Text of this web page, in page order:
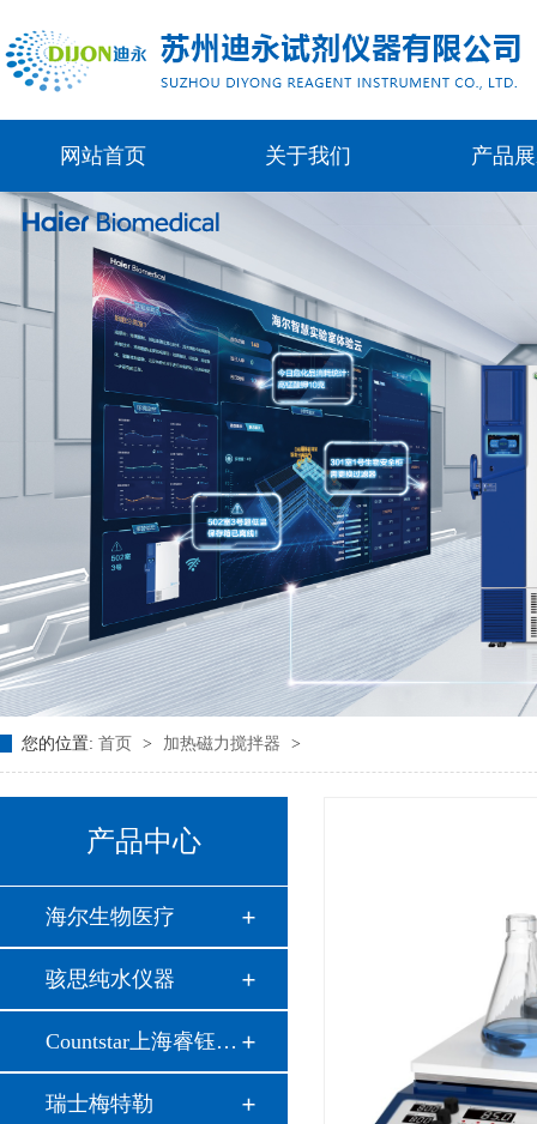
网站首页 关于我们 产品
您的位置: 首页 > 加热磁力搅拌器 >
产品中心
海尔生物医疗
骇思纯水仪器
Countstar上海睿钰…
瑞士梅特勒